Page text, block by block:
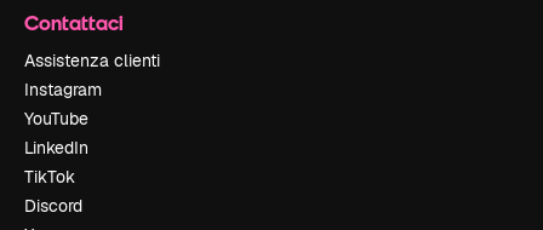
Contattaci
Assistenza clienti
Instagram
YouTube
LinkedIn
TikTok
Discord